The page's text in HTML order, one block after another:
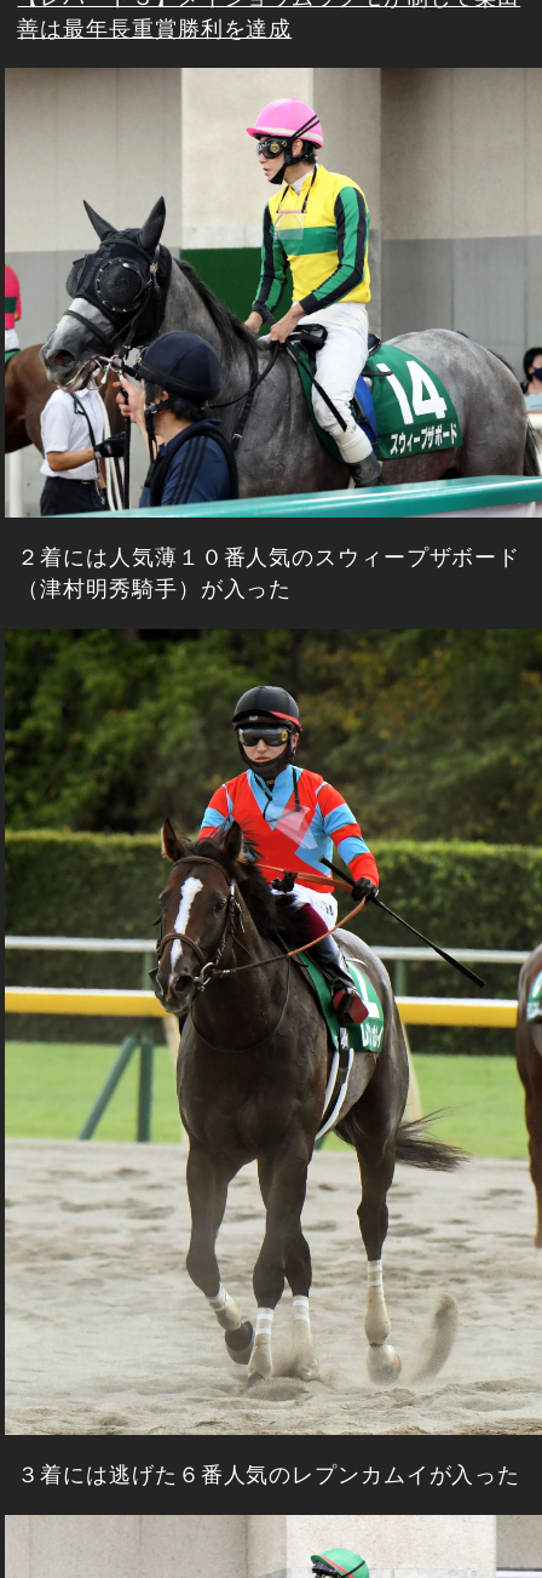
善は最年長重賞勝利を達成
２着には人気薄１０番人気のスウィープザボード
（津村明秀騎手）が入った
３着には逃げた６番人気のレプンカムイが入った